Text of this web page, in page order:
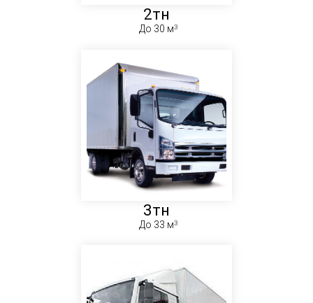
2тн
До 30 м
3тн
До 33 м